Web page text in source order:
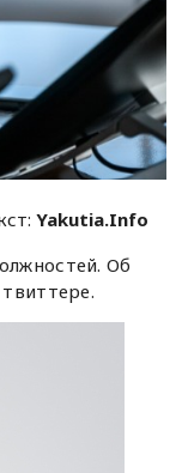
Yakutia.Info
Об